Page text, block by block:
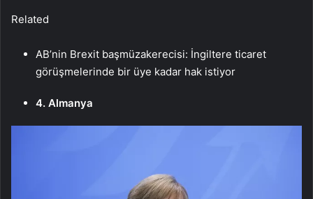
Related
AB’nin Brexit başmüzakerecisi: İngiltere ticaret
görüşmelerinde bir üye kadar hak istiyor
4. Almanya